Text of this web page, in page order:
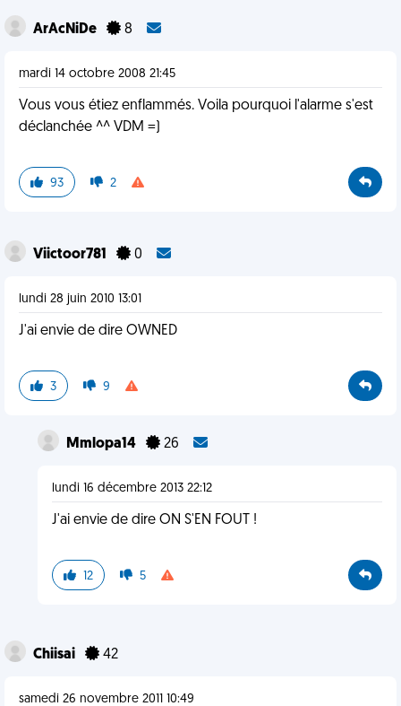
ArAcNiDe 8
mardi 14 octobre 2008 21:45
Vous vous étiez enflammés. Voila pourquoi l'alarme s'est
déclanchée ^^ VDM =)
93 2
Viictoor781 0
lundi 28 juin 2010 13:01
J'ai envie de dire OWNED
3 9
Mmlopa14 26
lundi 16 décembre 2013 22:12
J'ai envie de dire ON S'EN FOUT !
12 5
Chiisai 42
samedi 26 novembre 2011 10:49